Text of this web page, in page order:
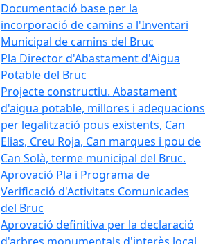
Documentació base per la
incorporació de camins a l'Inventari
Municipal de camins del Bruc
Pla Director d'Abastament d'Aigua
Potable del Bruc
Projecte constructiu. Abastament
d'aigua potable, millores i adequacions
per legalització pous existents, Can
Elias, Creu Roja, Can marques i pou de
Can Solà, terme municipal del Bruc.
Aprovació Pla i Programa de
Verificació d'Activitats Comunicades
del Bruc
Aprovació definitiva per la declaració